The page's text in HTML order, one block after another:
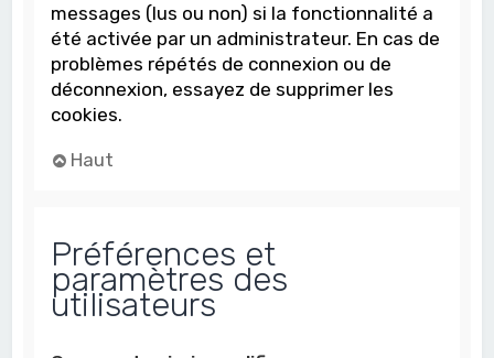
messages (lus ou non) si la fonctionnalité a
été activée par un administrateur. En cas de
problèmes répétés de connexion ou de
déconnexion, essayez de supprimer les
cookies.
Haut
Préférences et
paramètres des
utilisateurs